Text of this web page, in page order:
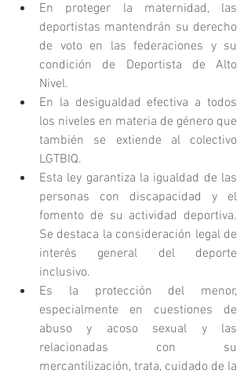
En proteger la maternidad, las
deportistas mantendrán su derecho
de voto en las federaciones y su
condición de Deportista de Alto
Nivel.
En la desigualdad efectiva a todos
los niveles en materia de género que
también se extiende al colectivo
LGTBIQ.
Esta ley garantiza la igualdad de las
personas con discapacidad y el
fomento de su actividad deportiva.
Se destaca la consideración legal de
interés general del deporte
inclusivo.
Es la protección del menor,
especialmente en cuestiones de
abuso y acoso sexual y las
relacionadas con su
mercantilización, trata, cuidado de la